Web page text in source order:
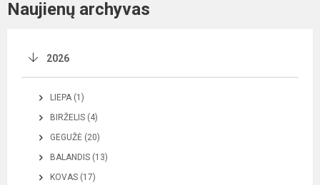
Naujienų archyvas
2026
LIEPA (1)
BIRŽELIS (4)
GEGUŽĖ (20)
BALANDIS (13)
KOVAS (17)